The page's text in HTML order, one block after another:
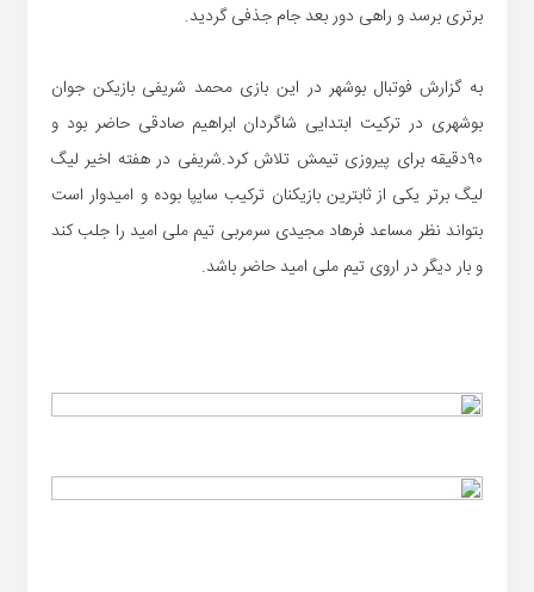
برتری برسد و راهی دور بعد جام جذفی گردید.
به گزارش فوتبال بوشهر در این بازی محمد شریفی بازیکن جوان
بوشهری در ترکیت ابتدایی شاگردان ابراهیم صادقی حاضر بود و
۹۰دقیقه برای پیروزی تیمش تلاش کرد.شریفی در هفته اخیر لیگ
لیگ برتر یکی از ثابترین بازیکنان ترکیب سایپا بوده و امیدوار است
بتواند نظر مساعد فرهاد مجیدی سرمربی تیم ملی امید را جلب کند
و بار دیگر در اروی تیم ملی امید حاضر باشد.